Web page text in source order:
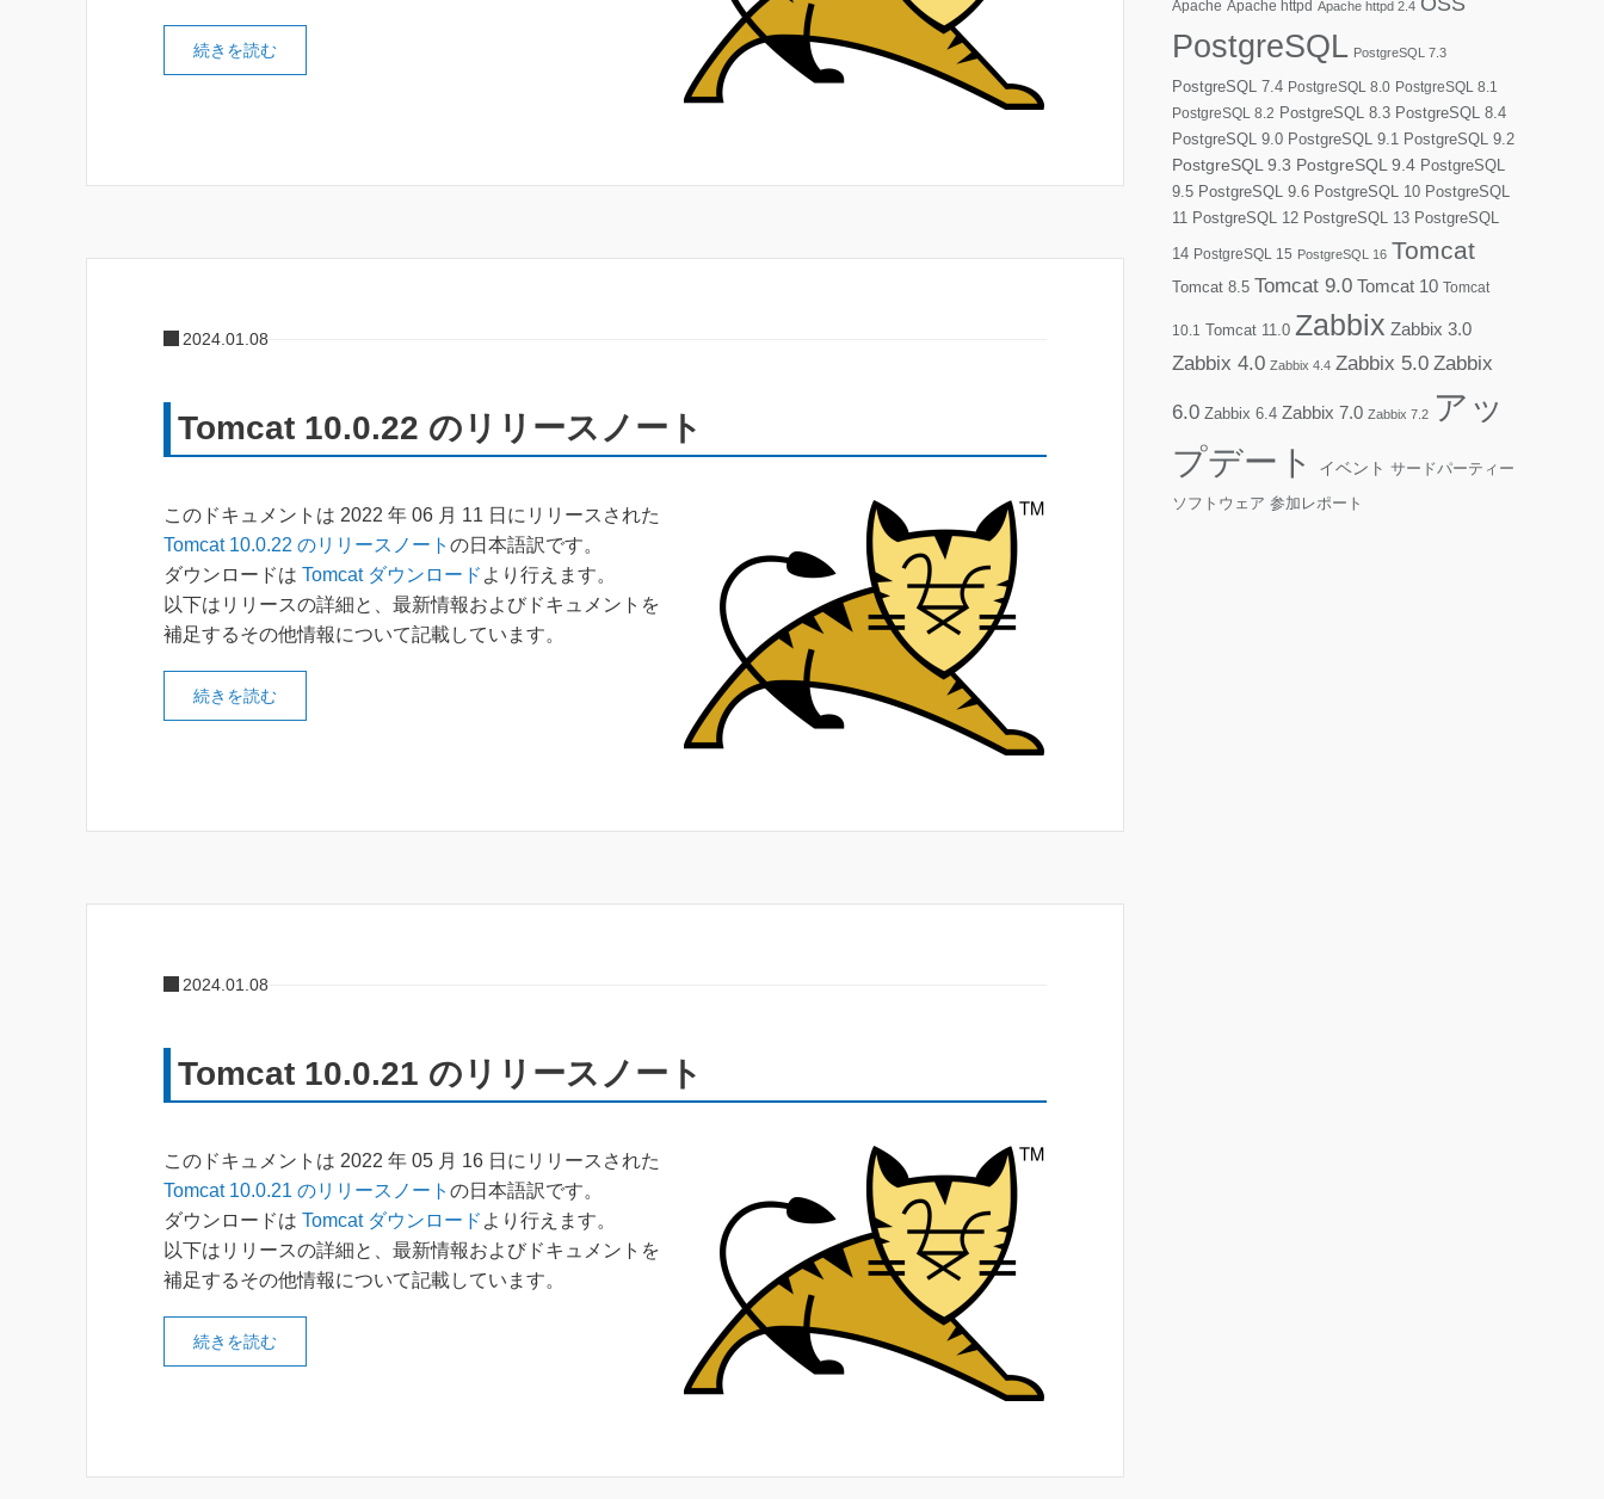
続きを読む
2024.01.08
Tomcat 10.0.22 のリリースノート
このドキュメントは 2022 年 06 月 11 日にリリースされた
Tomcat 10.0.22 のリリースノート の日本語訳です。
ダウンロードは Tomcat ダウンロード より行えます。
以下はリリースの詳細と、最新情報およびドキュメントを
補足するその他情報について記載しています。
続きを読む
2024.01.08
Tomcat 10.0.21 のリリースノート
このドキュメントは 2022 年 05 月 16 日にリリースされた
Tomcat 10.0.21 のリリースノート の日本語訳です。
ダウンロードは Tomcat ダウンロード より行えます。
以下はリリースの詳細と、最新情報およびドキュメントを
補足するその他情報について記載しています。
続きを読む
Apache Apache httpd Apache httpd 2.4
PostgreSQL PostgreSQL 7.3
PostgreSQL 7.4 PostgreSQL 8.0 PostgreSQL 8.1
PostgreSQL 8.2 PostgreSQL 8.3 PostgreSQL 8.4
PostgreSQL 9.0 PostgreSQL 9.1 PostgreSQL 9.2
PostgreSQL 9.3 PostgreSQL 9.4 PostgreSQL
9.5 PostgreSQL 9.6 PostgreSQL 10 PostgreSQL
11 PostgreSQL 12 PostgreSQL 13 PostgreSQL
14 PostgreSQL 15 PostgreSQL 16 Tomcat
Tomcat 8.5 Tomcat 9.0 Tomcat 10 Tomcat
10.1 Tomcat 11.0 Zabbix Zabbix 3.0
Zabbix 4.0 Zabbix 4.4 Zabbix 5.0 Zabbix
6.0 Zabbix 6.4 Zabbix 7.0 Zabbix 7.2 アッ
プデート
イベント サードパーティー
ソフトウェア 参加レポート